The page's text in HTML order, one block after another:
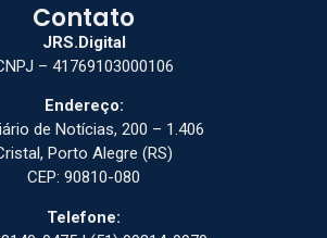
Contato
JRS.Digital
– 41769103000106
Endereço:
de Notícias, 200 – 1.406
Porto Alegre (RS)
CEP: 90810-080
Telefone: